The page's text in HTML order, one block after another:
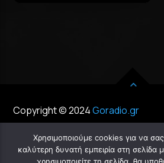
Copyright © 2024Goradio.gr
Χρησιμοποιούμε cookies για να
καλύτερη δυνατή εμπειρία στη σελίδα